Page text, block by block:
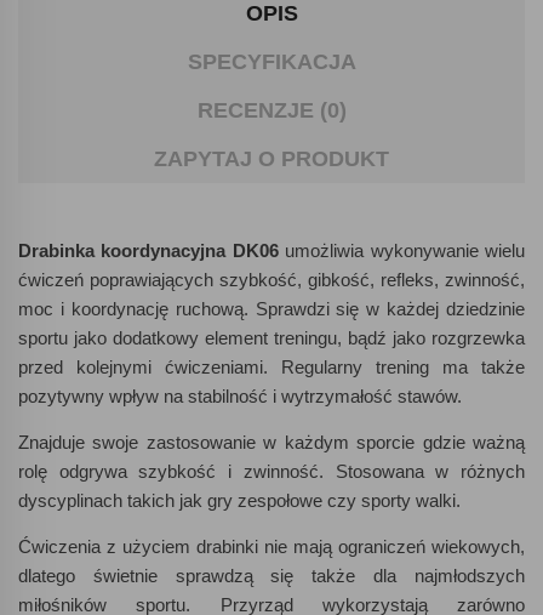
OPIS
SPECYFIKACJA
RECENZJE (0)
ZAPYTAJ O PRODUKT
Drabinka koordynacyjna DK06umożliwia wykonywanie wielu
ćwiczeń poprawiających szybkość, gibkość, refleks, zwinność,
moc i koordynację ruchową. Sprawdzi się w każdej dziedzinie
sportu jako dodatkowy element treningu, bądź jako rozgrzewka
przed kolejnymi ćwiczeniami. Regularny trening ma także
pozytywny wpływ na stabilność i wytrzymałość stawów.
Znajduje swoje zastosowanie w każdym sporcie gdzie ważną
rolę odgrywa szybkość i zwinność. Stosowana w różnych
dyscyplinach takich jak gry zespołowe czy sporty walki.
Ćwiczenia z użyciem drabinki nie mają ograniczeń wiekowych,
dlatego świetnie sprawdzą się także dla najmłodszych
miłośników sportu. Przyrząd wykorzystają zarówno